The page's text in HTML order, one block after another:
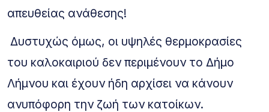
απευθείας ανάθεσης!
Δυστυχώς όμως, οι υψηλές θερμοκρασίες
του καλοκαιριού δεν περιμένουν το Δήμο
Λήμνου και έχουν ήδη αρχίσει να κάνουν
ανυπόφορη την ζωή των κατοίκων.